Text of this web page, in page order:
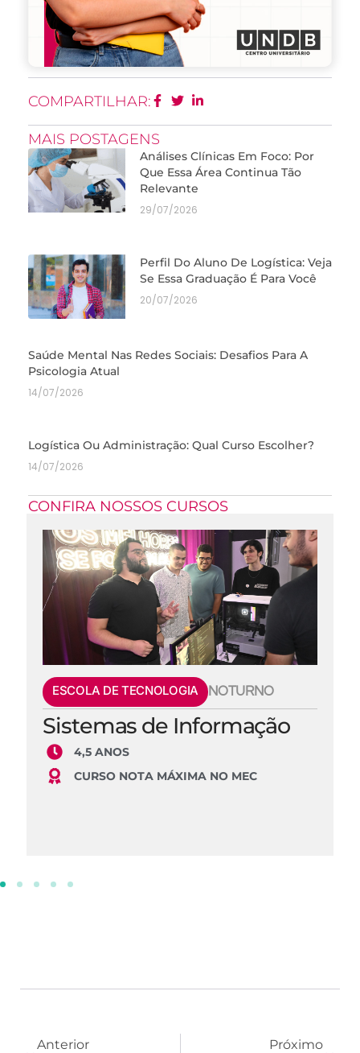
COMPARTILHAR:
MAIS POSTAGENS
Análises Clínicas Em Foco: Por
Que Essa Área Continua Tão
Relevante
29/07/2026
Perfil Do Aluno De Logística: Veja
Se Essa Graduação É Para Você
20/07/2026
Saúde Mental Nas Redes Sociais: Desafios Para A
Psicologia Atual
14/07/2026
Logística Ou Administração: Qual Curso Escolher?
14/07/2026
CONFIRA NOSSOS CURSOS
ESCOLA DE TECNOLOGIA NOTURNO
Sistemas de Informação
4,5 ANOS
CURSO NOTA MÁXIMA NO MEC
Anterior Próximo